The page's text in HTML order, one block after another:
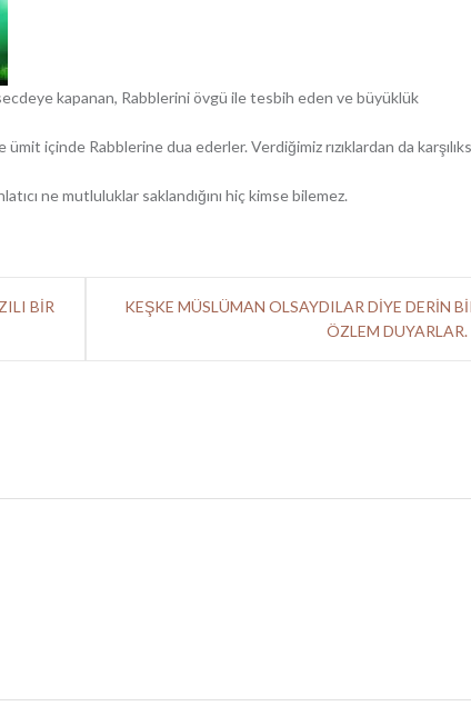
kapanan, Rabblerini övgü ile tesbih eden ve büyüklük
içinde Rabblerine dua ederler. Verdiğimiz rızıklardan da
ne mutluluklar saklandığını hiç kimse bilemez.
BİR
KEŞKE MÜSLÜMAN OLSAYDILAR DİYE DERİN
ÖZLEM DUYARLAR.